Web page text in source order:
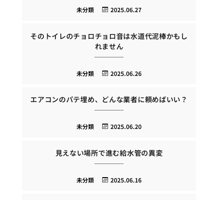
2025.06.27
未分類
そのトイレのチョロチョロ音は水道代泥棒かもし
れません
2025.06.26
未分類
エアコンのパテ埋め、どんな業者に頼めばいい？
2025.06.20
未分類
見えない場所で進む給水管の異変
2025.06.16
未分類